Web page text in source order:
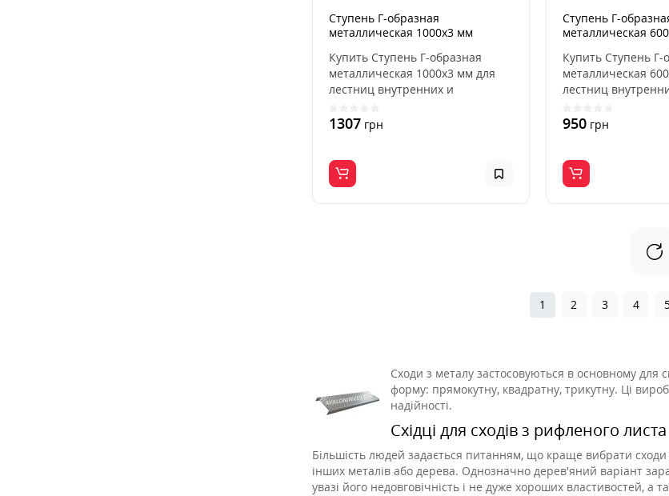
Ступень Г-образная
металлическая 1000x3 мм
Купить Ступень Г-образная
металлическая 1000x3 мм для
лестниц внутренних и
1307грн
Ступень Г-
металлическая
Купить Ступень Г-
металлическая
лестниц
950грн
1 2 3 4
Сходи з металу застосовуються в основному для
форму: прямокутну, квадратну, трикутну. Ці
надійності.
Східці для сходів з рифленого
Більшість людей задається питанням, що краще вибрати
інших металів або дерева. Однозначно дерев'яний варіант
увазі його недовговічність і не дуже хороших властивостей, а